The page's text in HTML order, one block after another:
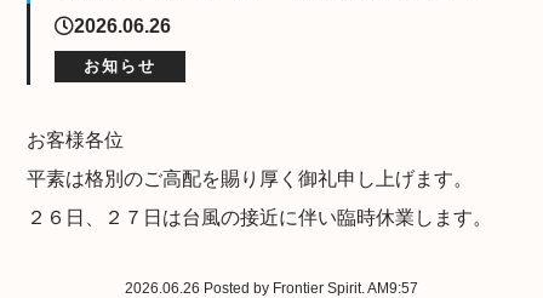
2026.06.26
お知らせ
お客様各位
平素は格別のご高配を賜り厚く御礼申し上げます。
２６日、２７日は台風の接近に伴い臨時休業します。
2026.06.26 Posted by Frontier Spirit. AM9:57